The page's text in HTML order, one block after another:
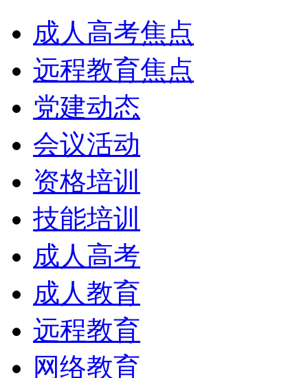
成人高考焦点
远程教育焦点
党建动态
会议活动
资格培训
技能培训
成人高考
成人教育
远程教育
网络教育